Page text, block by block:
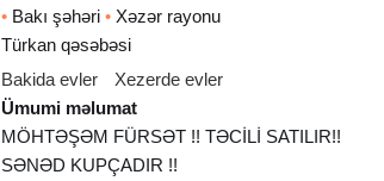
• Bakı şəhəri • Xəzər rayonu
Türkan qəsəbəsi
Bakida evler
Xezerde evler
Ümumi məlumat
MÖHTƏŞƏM FÜRSƏT !! TƏCİLİ SATILIR!!
SƏNƏD KUPÇADIR !!